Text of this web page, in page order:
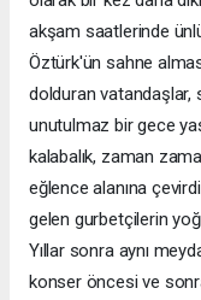
akşam saatlerinde
Öztürk'ün sahne
dolduran vatandaşlar,
unutulmaz bir gece
kalabalık, zaman
eğlence alanına
gelen gurbetçilerin
Yıllar sonra aynı
konser öncesi ve